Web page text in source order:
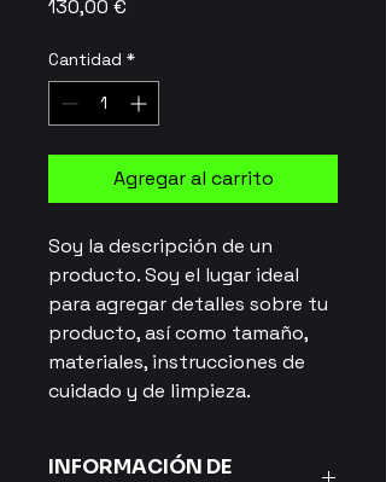
130,00 €
Cantidad *
Agregar al carrito
Soy la descripción de un
producto. Soy el lugar ideal
para agregar detalles sobre tu
producto, así como tamaño,
materiales, instrucciones de
cuidado y de limpieza.
INFORMACIÓN DE